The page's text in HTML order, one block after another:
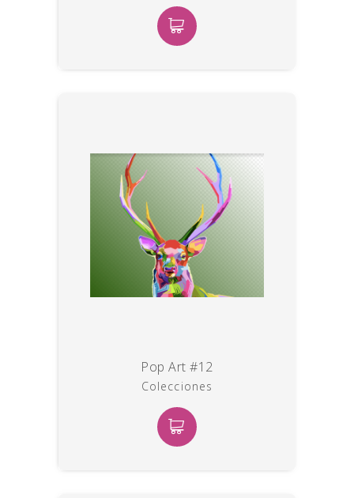
Pop Art #12
Colecciones